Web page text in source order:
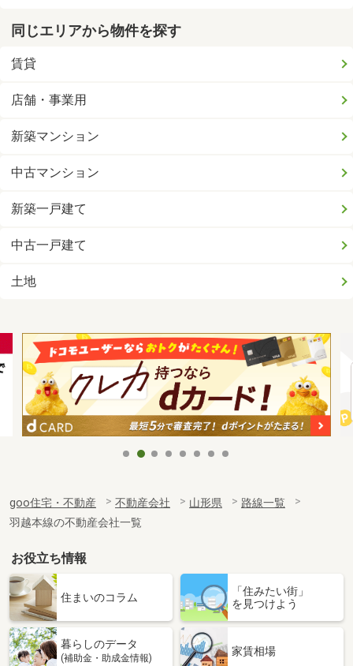
同じエリアから物件を探す
賃貸
店舗・事業用
新築マンション
中古マンション
新築一戸建て
中古一戸建て
土地
goo住宅・不動産 不動産会社 山形県
路線一覧
羽越本線の不動産会社一覧
お役立ち情報
住まいのコラム
「住みたい街」
を見つけよう
暮らしのデータ
(補助金・助成金情報)
家賃相場